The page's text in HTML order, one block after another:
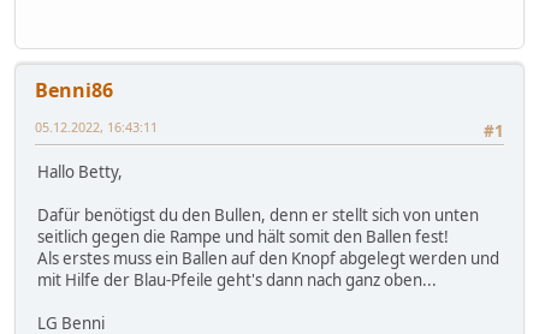
Benni86
#1
05.12.2022, 16:43:11
Hallo Betty,
Dafür benötigst du den Bullen, denn er stellt sich von unten
seitlich gegen die Rampe und hält somit den Ballen fest!
Als erstes muss ein Ballen auf den Knopf abgelegt werden und
mit Hilfe der Blau-Pfeile geht's dann nach ganz oben...
LG Benni